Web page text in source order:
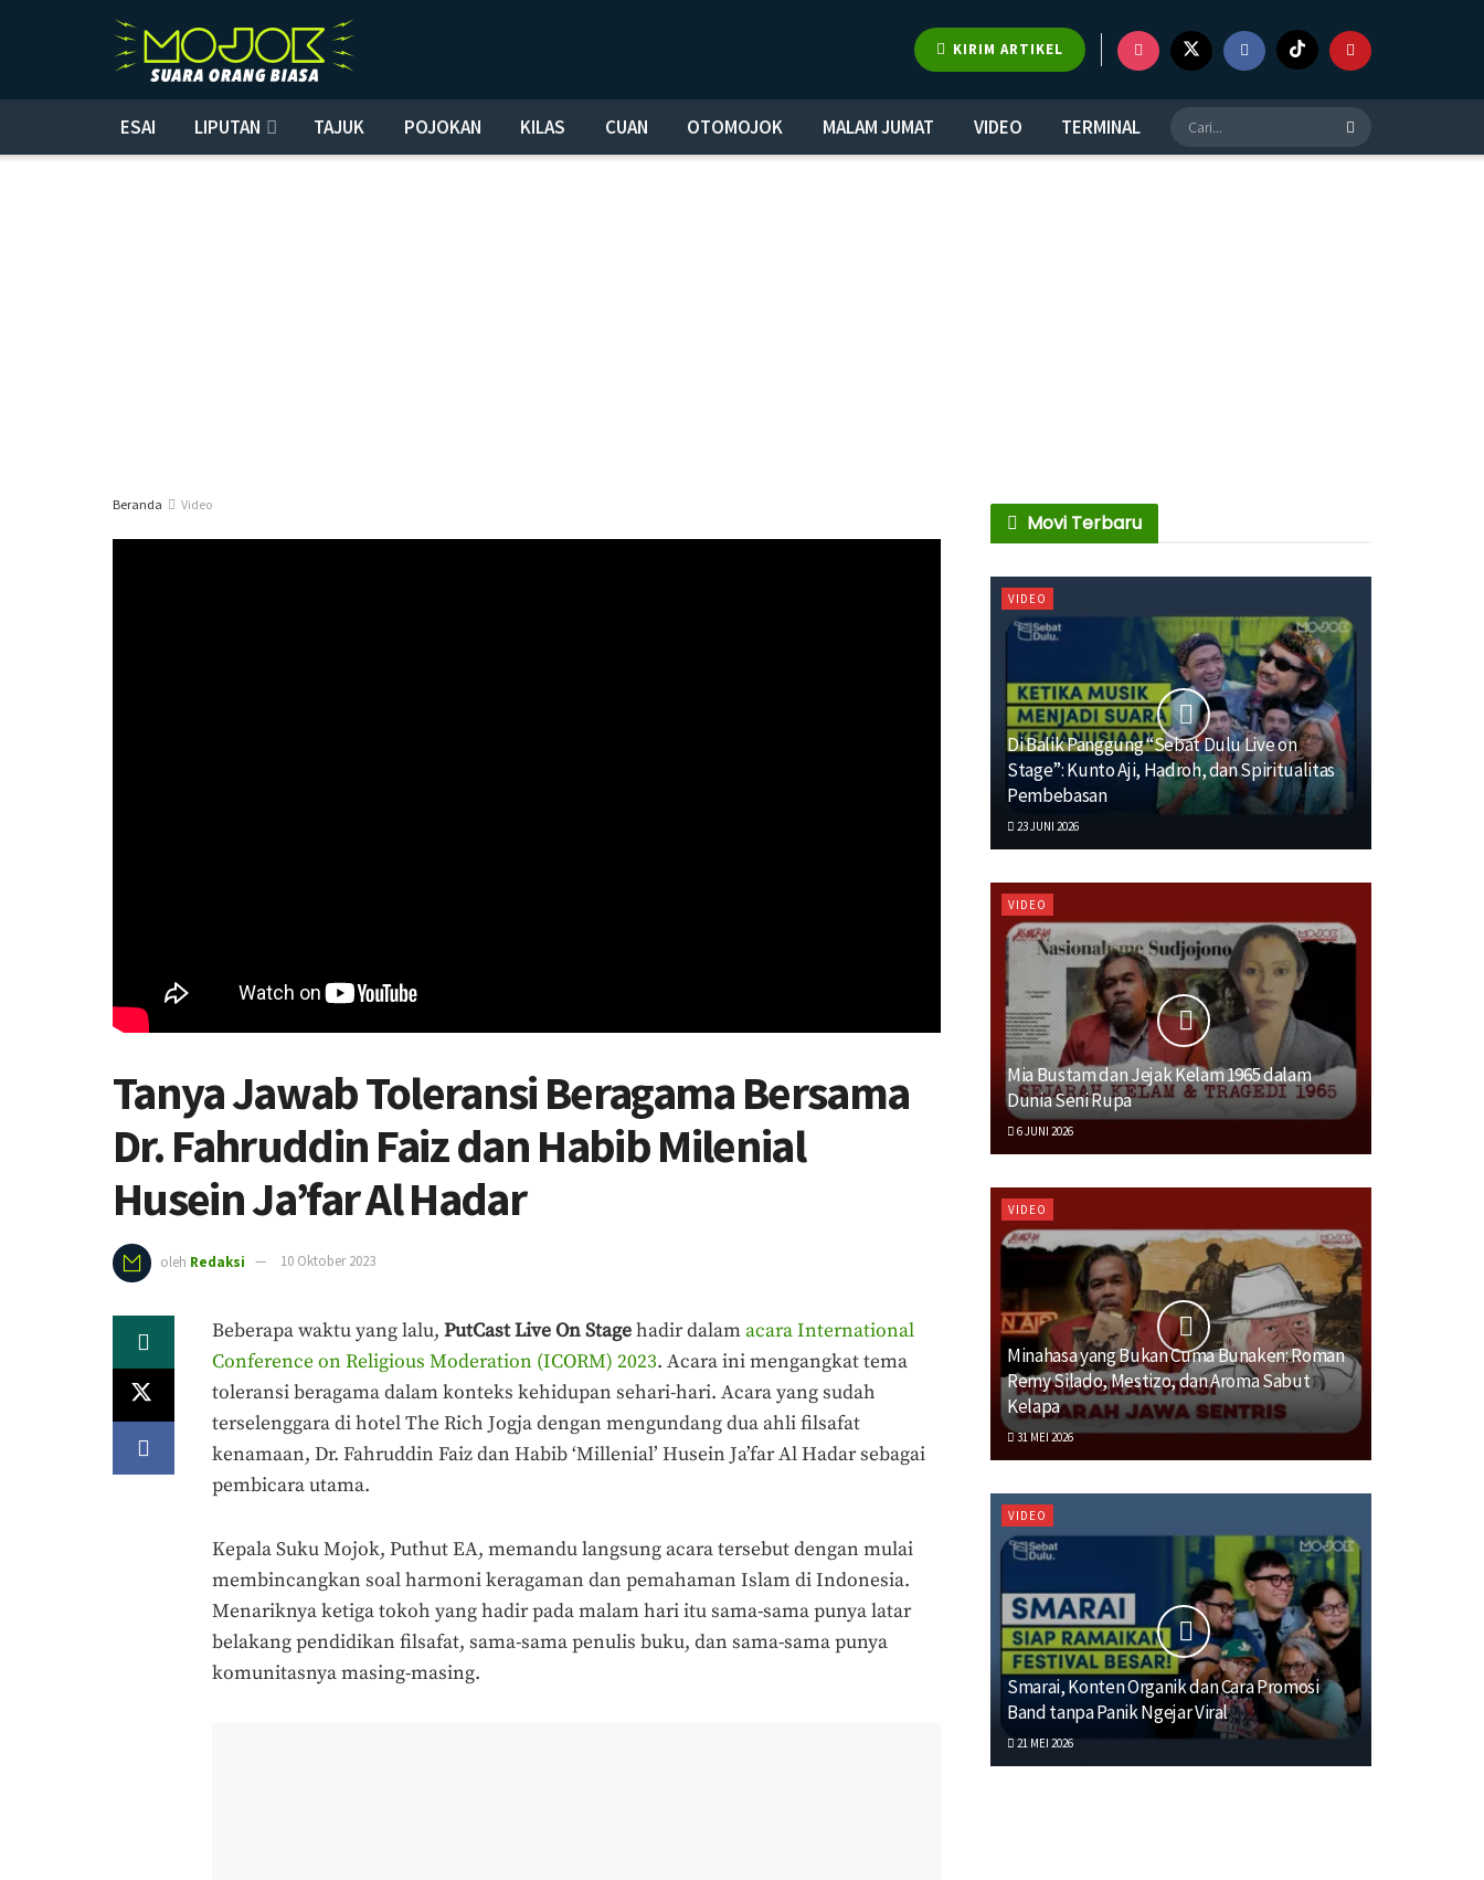
KIRIM ARTIKEL
ESAI LIPUTAN TAJUK POJOKAN KILAS CUAN OTOMOJOK MALAM JUMAT VIDEO TERMINAL
Beranda Video
Tanya Jawab Toleransi Beragama Bersama
Dr. Fahruddin Faiz dan Habib Milenial
Husein Ja’far Al Hadar
oleh Redaksi 10 Oktober 2023
Beberapa waktu yang lalu, PutCast Live On Stagehadir dalamacara International
Conference on Religious Moderation (ICORM) 2023. Acara ini mengangkat tema
toleransi beragama dalam konteks kehidupan sehari-hari. Acara yang sudah
terselenggara di hotel The Rich Jogja dengan mengundang dua ahli filsafat
kenamaan, Dr. Fahruddin Faiz dan Habib ‘Millenial’ Husein Ja’far Al Hadar sebagai
pembicara utama.
Kepala Suku Mojok, Puthut EA, memandu langsung acara tersebut dengan mulai
membincangkan soal harmoni keragaman dan pemahaman Islam di Indonesia.
Menariknya ketiga tokoh yang hadir pada malam hari itu sama-sama punya latar
belakang pendidikan filsafat, sama-sama penulis buku, dan sama-sama punya
komunitasnya masing-masing.
Movi Terbaru
VIDEO
Di Balik Panggung “Sebat Dulu Live on
Stage”: Kunto Aji, Hadroh, dan Spiritualitas
Pembebasan
23 JUNI 2026
VIDEO
Mia Bustam dan Jejak Kelam 1965 dalam
Dunia Seni Rupa
6 JUNI 2026
VIDEO
Minahasa yang Bukan Cuma Bunaken: Roman
Remy Silado, Mestizo, dan Aroma Sabut
Kelapa
31 MEI 2026
VIDEO
Smarai, Konten Organik dan Cara Promosi
Band tanpa Panik Ngejar Viral
21 MEI 2026